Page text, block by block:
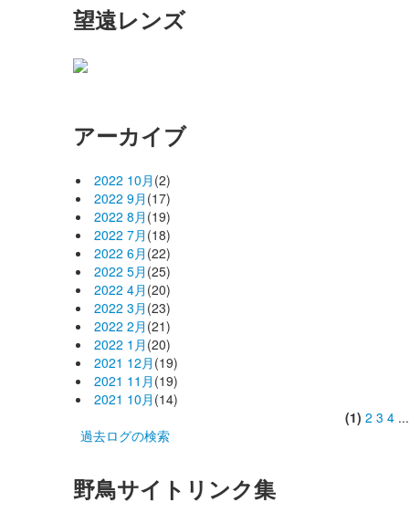
望遠レンズ
アーカイブ
2022 10月 (2)
2022 9月 (17)
2022 8月 (19)
2022 7月 (18)
2022 6月 (22)
2022 5月 (25)
2022 4月 (20)
2022 3月 (23)
2022 2月 (21)
2022 1月 (20)
2021 12月 (19)
2021 11月 (19)
2021 10月 (14)
(1) 2 3 4
過去ログの検索
野鳥サイトリンク集